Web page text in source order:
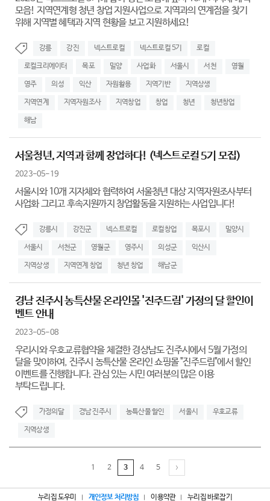
모음! 지역연계형 청년 창업 지원사업으로 지역과의 연계점을 찾기
위해 지역별 혜택과 지역 현황을 보고 지원하세요!
강릉 강진 넥스트로컬 넥스트로컬 5기 로컬
로컬크리에이터 목포 밀양 사업화 서울시 서천 영월
영주 의성 익산 자원활용 지역기반 지역상생
지역연계 지역자원조사 지역창업 창업 청년 청년창업
해남
서울청년, 지역과 함께 창업하다! (넥스트로컬 5기 모집)
2023-05-19
서울시와 10개 지자체와 협력하여 서울청년 대상 지역자원조사부터
사업화 그리고 후속지원까지 창업활동을 지원하는 사업입니다!
강릉시 강진군 넥스트로컬 로컬창업 목포시 밀양시
서울시 서천군 영월군 영주시 의성군 익산시
지역상생 지역연계 창업 청년 창업 해남군
경남 진주시 농특산물 온라인몰 '진주드림' 가정의 달 할인이
벤트 안내
2023-05-08
우리시와 우호교류협약을 체결한 경상남도 진주시에서 5월 가정의
달을 맞이하여, 진주시 농특산물 온라인 쇼핑몰 "진주드림"에서 할인
이벤트를 진행합니다. 관심 있는 시민 여러분의 많은 이용
부탁드립니다.
가정의달 경남 진주시 농특산물 할인 서울시 우호교류
지역상생
1 2 3 4 5
누리집 도우미 개인정보 처리방침 이용약관 누리집 바로잡기